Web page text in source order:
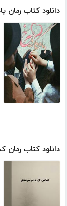
دانلود کتاب رمان
دانلود کتاب رمان